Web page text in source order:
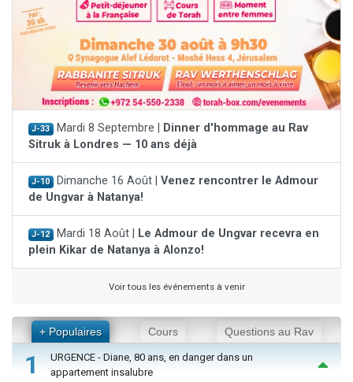
J-33 Mardi 8 Septembre |
Dinner d'hommage au Rav
Sitruk à Londres — 10 ans déjà
J-10 Dimanche 16 Août | Venez rencontrer le Admour
de Ungvar à Natanya!
J-12 Mardi 18 Août |
Le Admour de Ungvar recevra en
plein Kikar de Natanya à Alonzo!
Voir tous les événements à venir
+ Populaires Cours Questions au Rav
1
URGENCE - Diane, 80 ans, en danger dans un
appartement insalubre